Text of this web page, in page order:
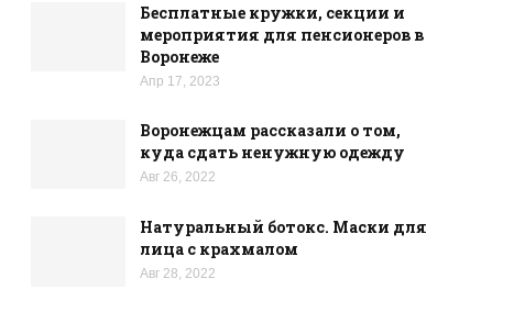
Бесплатные кружки, секции и
мероприятия для пенсионеров в
Воронеже
Апр 17, 2023
Воронежцам рассказали о том,
куда сдать ненужную одежду
Авг 26, 2022
Натуральный ботокс. Маски для
лица с крахмалом
Авг 28, 2022